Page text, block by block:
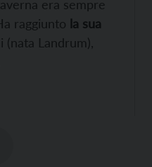
era sempre
raggiunto la sua
(nata Landrum),